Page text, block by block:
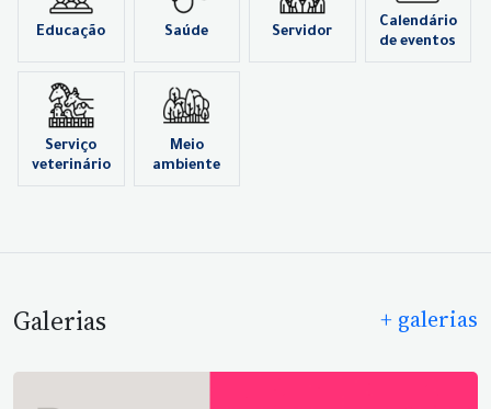
Educação Saúde Servidor
Calendário
de eventos
Serviço
veterinário
Meio
ambiente
Galerias + galerias